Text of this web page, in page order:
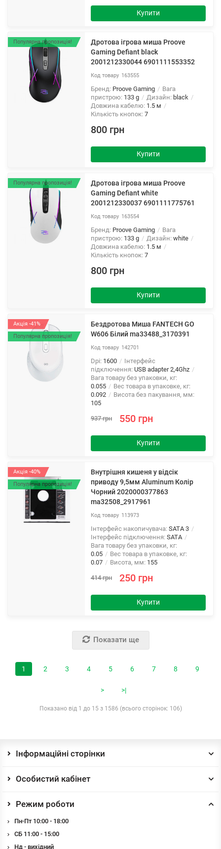
Купити
Популярна пропозиція!
Дротова ігрова миша Proove
Gaming Defiant black
2001212330044 6901111553352
163555
Бренд: Proove Gaming
Вага
пристрою: 133 g Дизайн: black
Довжина кабелю: 1.5 м
Кількість кнопок: 7
800 грн
Купити
Популярна пропозиція!
Дротова ігрова миша Proove
Gaming Defiant white
2001212330037 6901111775761
163554
Бренд: Proove Gaming
Вага
пристрою: 133 g Дизайн: white
Довжина кабелю: 1.5 м
Кількість кнопок: 7
800 грн
Купити
Акція -41%
Популярна пропозиція!
Бездротова Миша FANTECH GO
W606 Білий ma33488_3170391
142701
Dpi: 1600
Інтерфейс
підключення: USB adapter 2,4Ghz
Вага товару без упаковки, кг:
0.055
Вес товара в упаковке, кг:
0.092
Висота без пакування, мм:
105
937 грн 550 грн
Купити
Акція -40%
Популярна пропозиція!
Внутрішня кишеня у відсік
приводу 9,5мм Aluminum Колір
Чорний 2020000377863
ma32508_2917961
113973
Інтерфейс накопичувача: SATA 3
Інтерфейс підключення: SATA
Вага товару без упаковки, кг:
0.05
Вес товара в упаковке, кг:
0.07
Висота, мм: 155
414 грн 250 грн
Купити
Показати ще
1 2 3 4 5 6 7 8 9
> >|
Показано від 1 до 15 з 1586 (всього сторінок: 106)
Інформаційні сторінки
Особистий кабінет
Режим роботи
Пн-Пт 10:00 - 18:00
СБ 11:00 - 15:00
Нд - вихідний